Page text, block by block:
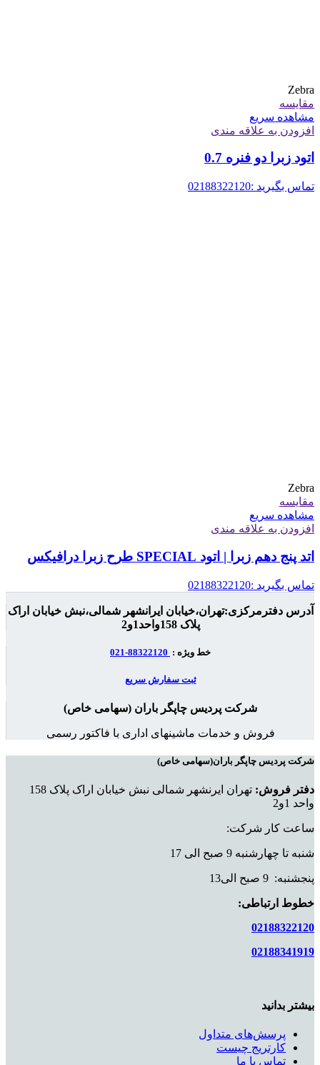
Zebra
مقایسه
مشاهده سریع
افزودن به علاقه مندی
اتود زبرا دو فنره 0.7
تماس بگیرید :02188322120
Zebra
مقایسه
مشاهده سریع
افزودن به علاقه مندی
اتد پنج دهم زبرا | اتود SPECIAL طرح زبرا درافیکس
تماس بگیرید :02188322120
آدرس دفترمرکزی:تهران،خیابان ایرانشهر شمالی،نبش خیابان اراک
پلاک 158واحد1و2
خط ویژه :
ثبت سفارش سریع
شرکت پردیس چاپگر باران (سهامی خاص)
فروش و خدمات ماشینهای اداری با فاکتور رسمی
شرکت پردیس چاپگر باران(سهامی خاص)
دفتر فروش:
تهران ایرنشهر شمالی نبش خیابان اراک پلاک 158
واحد 1و2
ساعت کار شرکت:
شنبه تا چهارشنبه 9 صبح الی 17
پنجشنبه: 9 صبح الی13
خطوط ارتباطی:
02188322120
02188341919
بیشتر بدانید
پرسش‌های متداول
کارتریج چیست
تماس با ما